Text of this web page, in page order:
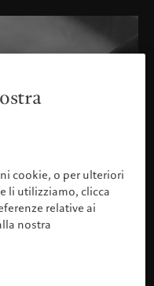
cookie, o per ulteriori
li utilizziamo, clicca
relative ai
nostra